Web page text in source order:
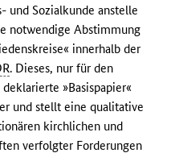
und Sozialkunde anstelle
notwendige Abstimmung
innerhalb der
. Dieses, nur für den
»Basispapier«
und stellt eine qualitative
kirchlichen und
verfolgter Forderungen